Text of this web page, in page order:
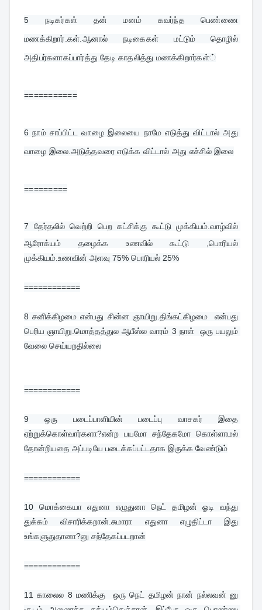
5 நடிகர்கள் தன் மனம் கவர்ந்த பெண்ணை
மணக்கிறார்.கள்.ஆனால் நடிகைகள் மட்டும் தொழில்
அதிபர்களாகப்பார்த்து தேடி காதலித்து மணக்கிறார்கள்்
===========
6 நாம் சாப்பிட்ட வாழை இலையை நாமே எடுத்து விட்டால் அது
வாழை இலை.அடுத்தவரை எடுக்க விட்டால் அது எச்சில் இலை
=========
7 தேர்தலில் வெற்றி பெற கட்சிக்கு கூட்டு முக்கியம்.வாழ்வில்
ஆரோக்யம் தழைக்க உணவில் கூட்டு ,பொரியல்
முக்கியம்.உணவின் அளவு 75% பொரியல் 25%
============
8 சனிக்கிழமை என்பது சின்ன ஞாயிறு.திங்கட்கிழமை  என்பது
பெரிய ஞாயிறு.மொத்தத்துல ஆபீஸ்ல வாரம் 3 நாள்  ஒரு பயலும்
வேலை செய்யறதில்லை
============
9 ஒரு படைப்பாளியின் படைப்பு வாசகர் இதை
ஏற்றுக்கொள்வார்களா?என்ற பயமோ சந்தேகமோ கொள்ளாமல்
தோன்றியதை அப்படியே படைக்கப்பட்டதாக இருக்க வேண்டும்
============
10 மொக்கையா எதுனா எழுதுனா நெட் தமிழன் ஓடி வந்து
துக்கம் விசாரிக்கறான்.சுமாரா எதுனா எழுதிட்டா இது
உங்களுதுதானா?னு சந்தேகப்படறான்
============
11 காலைல 8 மணிக்கு  ஒரு நெட் தமிழன் நான் நல்லவன் னு